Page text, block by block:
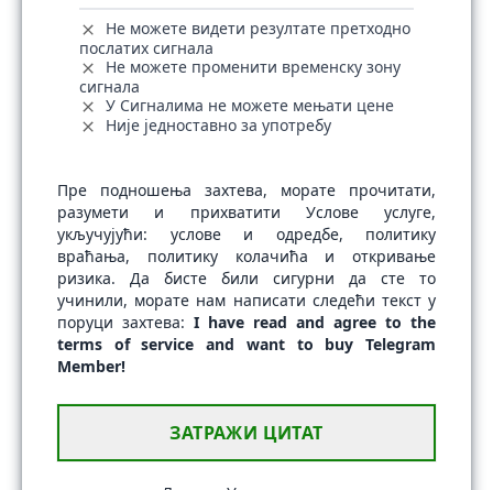
Не можете видети резултате претходно
послатих сигнала
Не можете променити временску зону
сигнала
У Сигналима не можете мењати цене
Није једноставно за употребу
Пре подношења захтева, морате прочитати,
разумети и прихватити Услове услуге,
укључујући: услове и одредбе, политику
враћања, политику колачића и откривање
ризика. Да бисте били сигурни да сте то
учинили, морате нам написати следећи текст у
поруци захтева: I have read and agree to the
terms of service and want to buy Telegram
Member!
ЗАТРАЖИ ЦИТАТ